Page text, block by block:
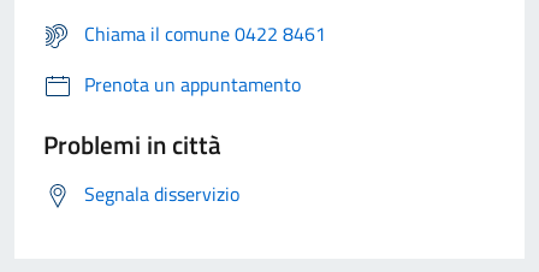
Chiama il comune 0422 8461
Prenota un appuntamento
Problemi in città
Segnala disservizio